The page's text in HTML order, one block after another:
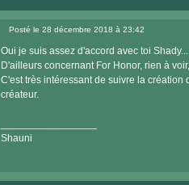
Posté le 28 décembre 2018 à 23:42
Oui je suis assez d'accord avec toi
D'ailleurs concernant For Honor, rien à
C'est très intéressant de suivre la création
créateur.
Shauni